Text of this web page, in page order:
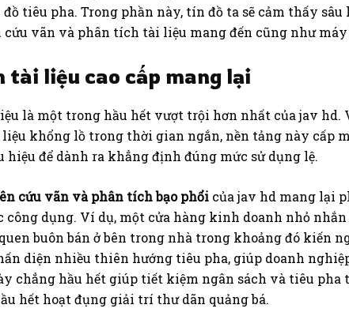
tiêu pha. Trong phần này, tín đồ ta sẽ cảm thấy
vãn và phân tích tài liệu mang đến cũng như
tài liệu cao cấp mang lại
là một trong hầu hết vượt trội hơn nhất của jav
khổng lồ trong thời gian ngắn, nền tảng này cấp
hiệu để dành ra khẳng định đúng mức sử dụng lệ.
cứu vãn và phân tích bạo phổi của jav hd mang lại
công dụng. Ví dụ, một cửa hàng kinh doanh nhỏ
buôn bán ở bên trong nhà trong khoảng đó kiến
diện nhiều thiên hướng tiêu pha, giúp doanh
chẳng hầu hết giúp tiết kiệm ngân sách và tiêu
hết hoạt đụng giải trí thư dãn quảng bá.